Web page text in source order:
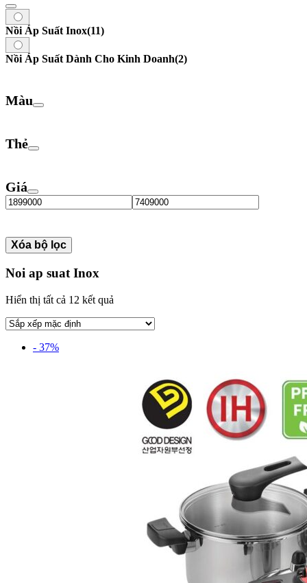
Nồi Áp Suất Inox(11)
Nồi Áp Suất Dành Cho Kinh Doanh(2)
Màu
Thẻ
Giá
Xóa bộ lọc
Noi ap suat Inox
Hiển thị tất cả 12 kết quả
- 37%